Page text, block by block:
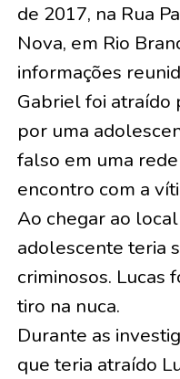
de 2017, na Rua
Nova, em Rio
informações
Gabriel foi atraído
por uma
falso em uma
encontro com a
Ao chegar ao
adolescente teria
criminosos. Lucas
tiro na nuca.
Durante as
que teria atraído